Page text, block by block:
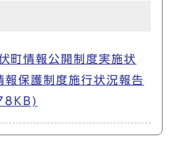
町情報公開制度実施状
報保護制度施行状況報告